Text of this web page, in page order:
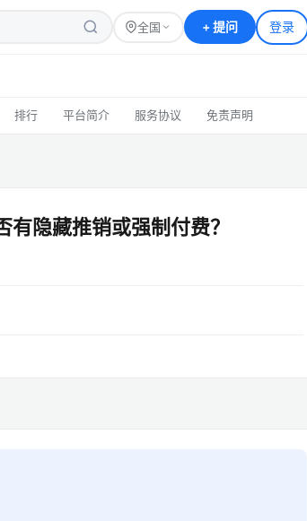
全国 +提问 登录
排行 平台简介 服务协议 免责声明
隐藏推销或强制付费？